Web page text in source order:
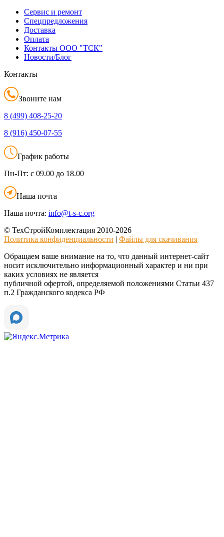
Сервис и ремонт
Спецпредложения
Доставка
Оплата
Контакты ООО "ТСК"
Новости/Блог
Контакты
Звоните нам
8 (499) 408-25-20
8 (916) 450-07-55
График работы
Пн-Пт: с 09.00 до 18.00
Наша почта
Наша почта: info@t-s-c.org
© ТехСтройКомплектация 2010-2026
Политика конфиденциальности
Файлы для скачивания
Обращаем ваше внимание на то, что данный интернет-сайт
носит исключительно информационный характер и ни при
каких условиях не является
публичной офертой, определяемой положениями Статьи 437
п.2 Гражданского кодекса РФ